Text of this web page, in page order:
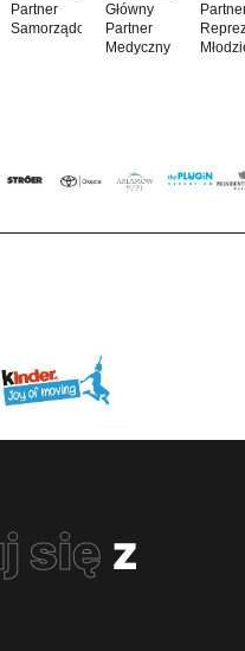
Partner
Samorządowy
Główny
Partner
Medyczny
się z